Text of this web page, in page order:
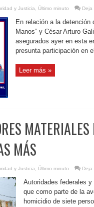
y Justicia Último minuto Deja
En relación a la detención
Manos” y César Arturo
asegurados ayer en esta
presunta participación en
Leer más »
MÁS
y Justicia Último minuto Deja
Autoridades federales
que como parte de la
homicidio de siete